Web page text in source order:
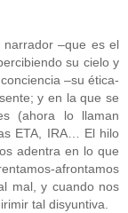
–que es el
su cielo y
–su ética-
y en la que se
(ahora lo llaman
ETA, IRA… El hilo
adentra en lo que
afrontamos
mal, y cuando nos
tal disyuntiva.